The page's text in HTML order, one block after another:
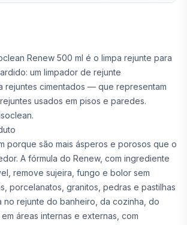
Renew 500 ml é o limpa rejunte para
um limpador de rejunte
rejuntes cimentados — que representam
usados em pisos e paredes.
porque são mais ásperos e porosos que o
A fórmula do Renew, com ingrediente
remove sujeira, fungo e bolor sem
porcelanatos, granitos, pedras e pastilhas
no rejunte do banheiro, da cozinha, do
áreas internas e externas, com